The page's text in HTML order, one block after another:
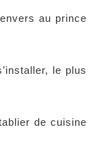
au prince
le plus
de cuisine